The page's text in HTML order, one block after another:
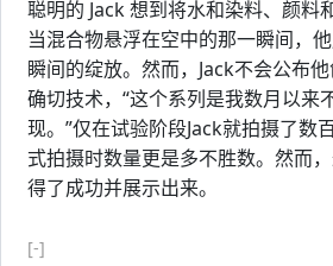
聪明的 Jack 想到将水和染料、颜料
当混合物悬浮在空中的那一瞬间，
瞬间的绽放。然而，Jack不会公布
确切技术，“这个系列是我数月以来
现。”仅在试验阶段Jack就拍摄了数
式拍摄时数量更是多不胜数。然而
得了成功并展示出来。
[-]